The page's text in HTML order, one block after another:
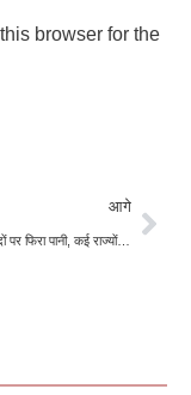
browser for the
आगे
किसानों की उम्मीदों पर फिरा पानी, कई राज्यों में बारिश से फसल को नुकसान